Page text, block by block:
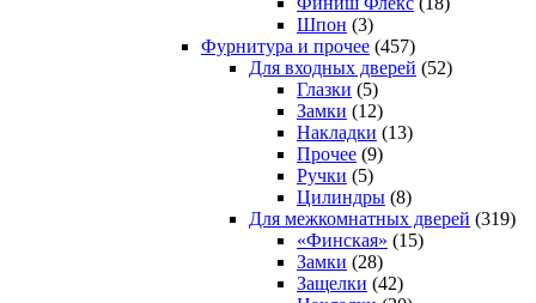
Шпон (3)
Фурнитура и прочее (457)
Для входных дверей (52)
Глазки (5)
Замки (12)
Накладки (13)
Прочее (9)
Ручки (5)
Цилиндры (8)
Для межкомнатных дверей (319)
«Финская» (15)
Замки (28)
Защелки (42)